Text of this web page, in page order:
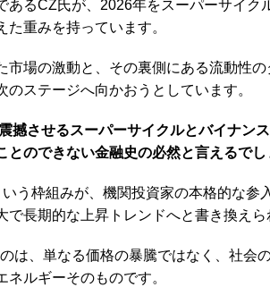
あるCZ氏が、2026年をスーパーサイク
た重みを持っています。
市場の激動と、その裏側にある流動性
のステージへ向かおうとしています。
撼させるスーパーサイクルとバイナン
とのできない金融史の必然と言えるでし
う枠組みが、機関投資家の本格的な参
で長期的な上昇トレンドへと書き換えら
は、単なる価格の暴騰ではなく、社会
ルギーそのものです。